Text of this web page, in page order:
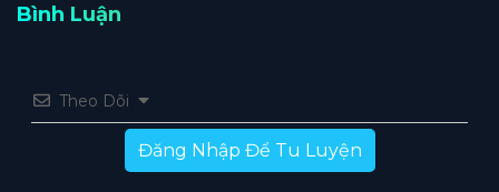
Bình Luận
Theo Dõi
Đăng Nhập Để Tu Luyện